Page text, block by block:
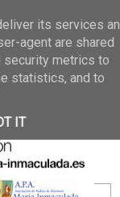
its services
agent are shared
security metrics to
statistics, and to
IT